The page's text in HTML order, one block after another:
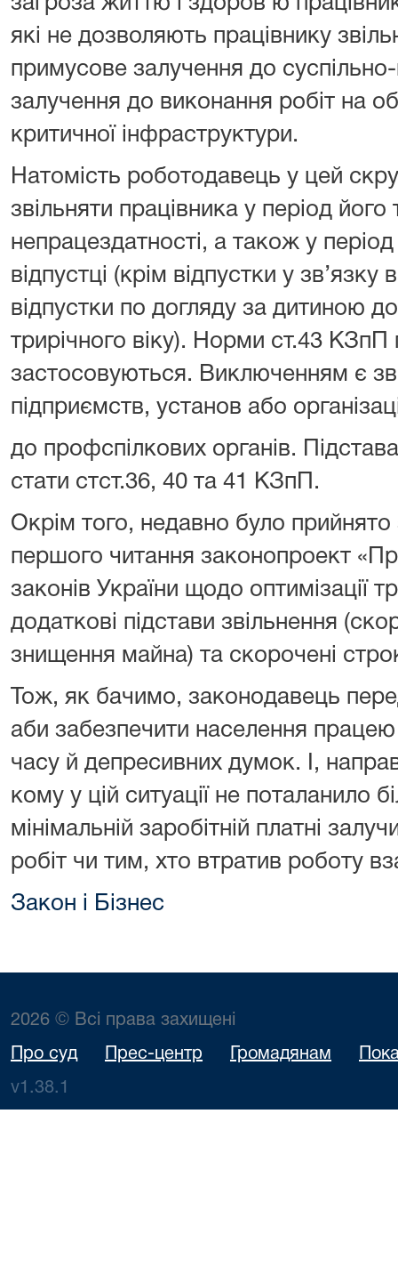
які не дозволяють працівнику
примусове залучення до
залучення до виконання робіт на
критичної інфраструктури.
Натомість роботодавець у цей
звільняти працівника у період його
непрацездатності, а також у
відпустці (крім відпустки у зв’язку
відпустки по догляду за дитиною
трирічного віку). Норми ст.43
застосовуються. Виключенням є
підприємств, установ або
до профспілкових органів.
стати стст.36, 40 та 41 КЗпП.
Окрім того, недавно було
першого читання законопроект
законів України щодо оптимізації
додаткові підстави звільнення
знищення майна) та скорочені
Тож, як бачимо, законодавець
аби забезпечити населення працею
часу й депресивних думок. І,
кому у цій ситуації не поталанило
мінімальній заробітній платні
робіт чи тим, хто втратив роботу
Закон і Бізнес
2026 © Всі права захищені
Про суд Прес-центр Громадянам
v1.38.1